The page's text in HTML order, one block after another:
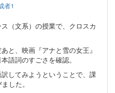
者1
（文系）の授業で、クロスカ
と、映画『アナと雪の女王』
語詞のすごさを確認。
してみようということで、課
した。